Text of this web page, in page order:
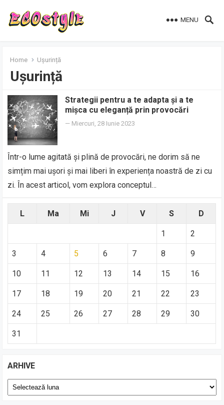
MENU
Home Ușurință
Ușurință
Strategii pentru a te adapta și a te
mișca cu eleganță prin provocări
— Miercuri, 28 Iunie 2023
Într-o lume agitată și plină de provocări, ne dorim să ne
simțim mai ușori și mai liberi în experiența noastră de zi cu
zi. În acest articol, vom explora conceptul…
L Ma Mi J V S D
1 2
3 4 5 6 7 8 9
10 11 12 13 14 15 16
17 18 19 20 21 22 23
24 25 26 27 28 29 30
31
ARHIVE
Arhive